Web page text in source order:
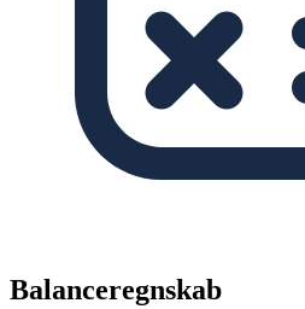
Balanceregnskab